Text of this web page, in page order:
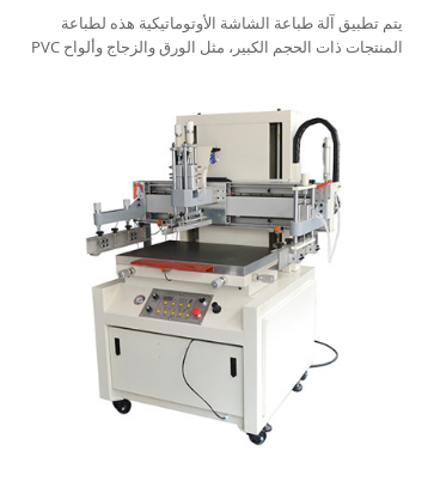
يتم تطبيق آلة طباعة الشاشة الأوتوماتيكية هذه لطباعة
المنتجات ذات الحجم الكبير، مثل الورق والزجاج وألواح PVC